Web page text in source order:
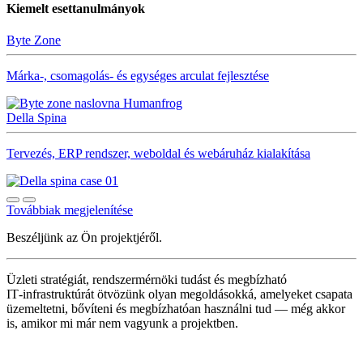
Kiemelt esettanulmányok
Byte Zone
Márka-, csomagolás- és egységes arculat fejlesztése
Della Spina
Tervezés, ERP rendszer, weboldal és webáruház kialakítása
Továbbiak megjelenítése
Beszéljünk az Ön projektjéről.
Üzleti stratégiát, rendszermérnöki tudást és megbízható
IT‑infrastruktúrát ötvözünk olyan megoldásokká, amelyeket csapata
üzemeltetni, bővíteni és megbízhatóan használni tud — még akkor
is, amikor mi már nem vagyunk a projektben.